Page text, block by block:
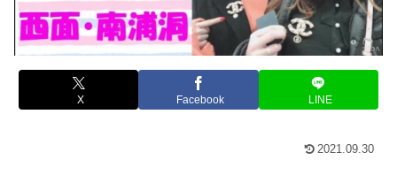
X Facebook LINE
2021.09.30